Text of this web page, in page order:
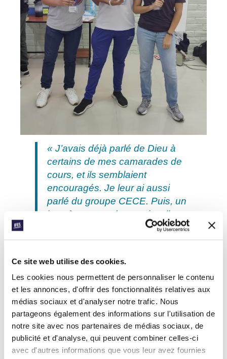
Ce site web utilise des cookies.
Les cookies nous permettent de personnaliser le contenu
et les annonces, d'offrir des fonctionnalités relatives aux
médias sociaux et d'analyser notre trafic. Nous
partageons également des informations sur l'utilisation de
notre site avec nos partenaires de médias sociaux, de
publicité et d'analyse, qui peuvent combiner celles-ci
avec d'autres informations que vous leur avez fournies
« J’avais déjà parlé de Dieu à
certains de mes camarades de
cours, et ils semblaient
encouragés. Je leur ai aussi
parlé du groupe CECE. Puis, un
jour, à ma grande surprise, ils
sont venus à une réunion. Et là
1 Corinthiens, ils ont été invités à
accepter le Christ. Et ils ont
accepté ! Je les ai alors invités
chez moi et on a fêté ça en
mangeant de la glace. Après des
mois à avoir essayé de les
amener à Christ, ça s’est passé